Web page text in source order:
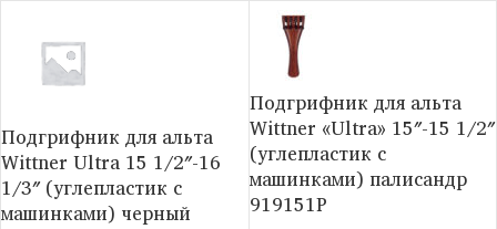
Подгрифник для альта
Wittner Ultra 15 1/2″-16
1/3″ (углепластик с
машинками) черный
Подгрифник для альта
Wittner «Ultra» 15″-15 1/2″
(углепластик с
машинками) палисандр
919151P